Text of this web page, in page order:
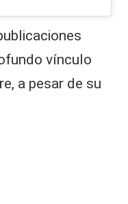
vínculo
a pesar de su